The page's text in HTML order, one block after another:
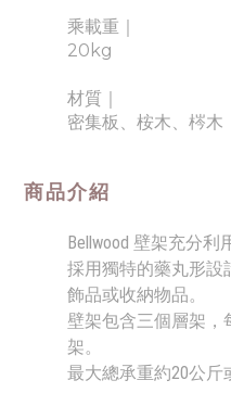
乘載重
20kg
材質｜
密集板、桉木、梣木
商品介紹
Bellwood 壁架充分利
採用獨特的藥丸形設
飾品或收納物品。
壁架包含三個層架，
架。
最大總承重約20公斤